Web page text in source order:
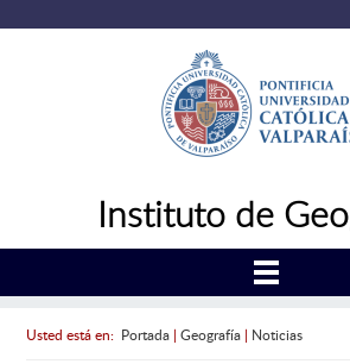
Instituto de
Usted está en: Portada| Geografía| Noticias